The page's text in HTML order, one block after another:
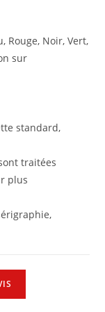
Rouge, Noir, Vert,
sur
standard,
traitées
plus